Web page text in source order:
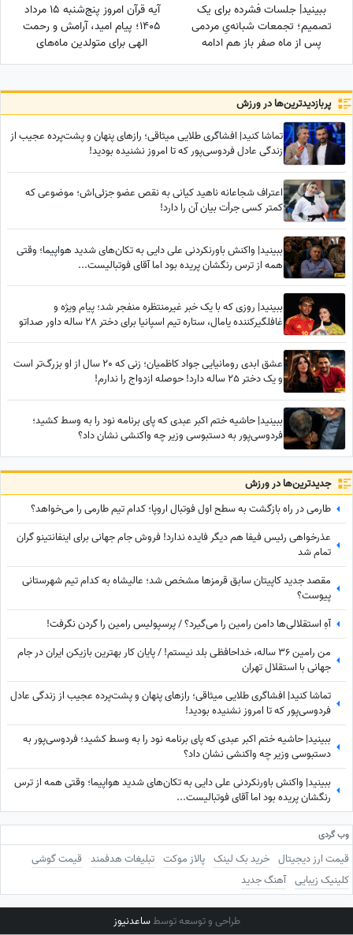
ببینید| جلسات فشرده برای یک
تصمیم؛ تجمعات شبانه‌یِ مردمی
پس از ماه صفر باز هم ادامه
دارد؟
آیه قرآن امروز پنج‌شنبه 15 مرداد
1405؛ پیام امید، آرامش و رحمت
الهی برای متولدین ماه‌های
مختلف
پربازدید‌ترین‌ها در ورزش
تماشا کنید| افشاگری طلایی میثاقی؛ رازهای پنهان و پشت‌پرده عجیب از
زندگی عادل فردوسی‌پور که تا امروز نشنیده بودید!
اعتراف شجاعانه ناهید کیانی به نقص عضو جزئی‌اش؛ موضوعی که
کمتر کسی جرأت بیان آن را دارد!
ببینید| واکنش باورنکردنی علی دایی به تکان‌های شدید هواپیما؛ وقتی
همه از ترس رنگشان پریده بود اما آقای فوتبالیست...
ببینید| روزی که با یک خبر غیرمنتظره منفجر شد؛ پیام ویژه و
غافلگیرکننده یامال، ستاره تیم اسپانیا برای دختر 28 ساله داور صداتو
عشق ابدی رومانیایی جواد کاظمیان؛ زنی که 20 سال از او بزرگ‌تر است
و یک دختر 25 ساله دارد! حوصله ازدواج را ندارم!
ببینید| حاشیه ختم اکبر عبدی که پای برنامه نود را به وسط کشید؛
فردوسی‌پور به دستبوسی وزیر چه واکنشی نشان داد؟
جدید‌ترین‌ها در ورزش
طارمی در راه بازگشت به سطح اول فوتبال اروپا؛ کدام تیم طارمی را می‌خواهد؟
عذرخواهی رئیس فیفا هم دیگر فایده ندارد! فروش جام جهانی برای اینفانتینو گران
تمام شد
مقصد جدید کاپیتان سابق قرمزها مشخص شد؛ عالیشاه به کدام تیم شهرستانی
پیوست؟
آهِ استقلالی‌ها دامن رامین را می‌گیرد؟ / پرسپولیس رامین را گردن نگرفت!
من رامین 36 ساله، خداحافظی بلد نیستم! / پایان کار بهترین بازیکن ایران در جام
جهانی با استقلال تهران
تماشا کنید| افشاگری طلایی میثاقی؛ رازهای پنهان و پشت‌پرده عجیب از زندگی عادل
فردوسی‌پور که تا امروز نشنیده بودید!
ببینید| حاشیه ختم اکبر عبدی که پای برنامه نود را به وسط کشید؛ فردوسی‌پور به
دستبوسی وزیر چه واکنشی نشان داد؟
ببینید| واکنش باورنکردنی علی دایی به تکان‌های شدید هواپیما؛ وقتی همه از ترس
رنگشان پریده بود اما آقای فوتبالیست...
وب گردی
قیمت ارز دیجیتال خرید بک لینک پالاز موکت تبلیغات هدفمند قیمت گوشی
کلینیک زیبایی آهنگ جدید
طراحی و توسعه توسطساعدنیوز